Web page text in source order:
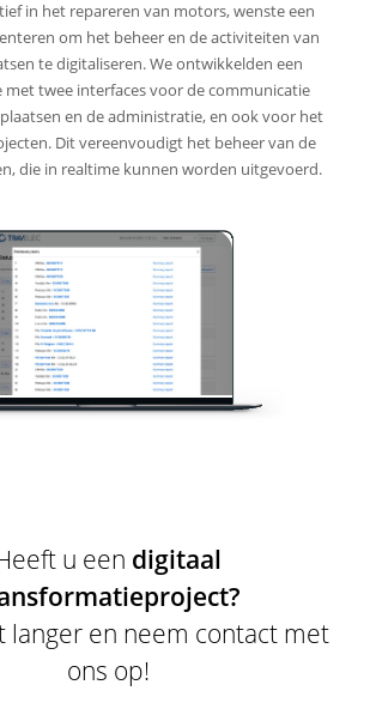
in het repareren van motors, wenste een
om het beheer en de activiteiten van
te digitaliseren. We ontwikkelden een
met twee interfaces voor de communicatie
en de administratie, en ook voor het
Dit vereenvoudigt het beheer van de
die in realtime kunnen worden uitgevoerd.
u een digitaal
langer en neem contact met
ons op!